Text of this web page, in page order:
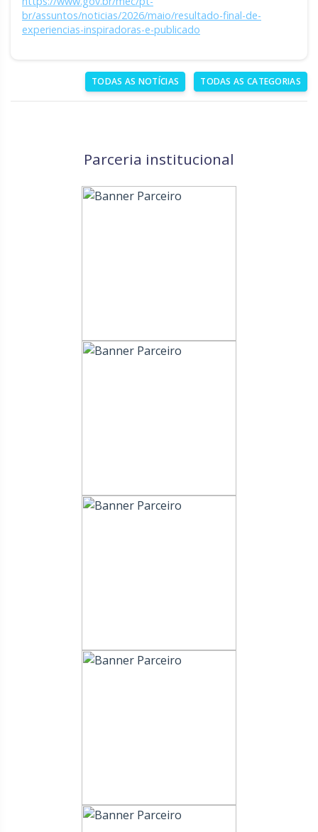
br/assuntos/noticias/2026/maio/resultado-final-de-
experiencias-inspiradoras-e-publicado
TODAS AS NOTÍCIAS TODAS AS CATEGORIAS
Parceria institucional